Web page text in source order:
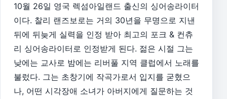
10월 26일 영국 렉섬아일랜드 출신의 싱어송라이터
이다. 찰리 랜즈보로는 거의 30년을 무명으로 지낸
뒤에 뒤늦게 실력을 인정 받아 최고의 포크 & 컨츄
리 싱어송라이터로 인정받게 된다. 젊은 시절 그는
낮에는 교사로 밤에는 리버풀 지역 클럽에서 노래를
불렀다. 그는 초창기에 작곡가로서 입지를 굳혔으
나, 어떤 시각장애 소녀가 아버지에게 질문하는 것